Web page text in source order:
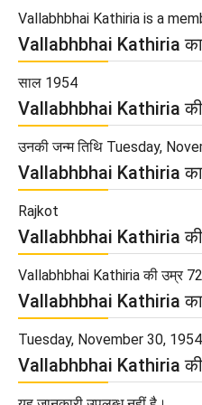
Vallabhbhai Kathiria is a
Vallabhbhai Kathiria
साल 1954
Vallabhbhai Kathiria की
उनकी जन्म तिथि Tuesday,
Vallabhbhai Kathiria
Rajkot
Vallabhbhai Kathiria की
Vallabhbhai Kathiria की उम्र 72
Vallabhbhai Kathiria
Tuesday, November 30, 1954
Vallabhbhai Kathiria की